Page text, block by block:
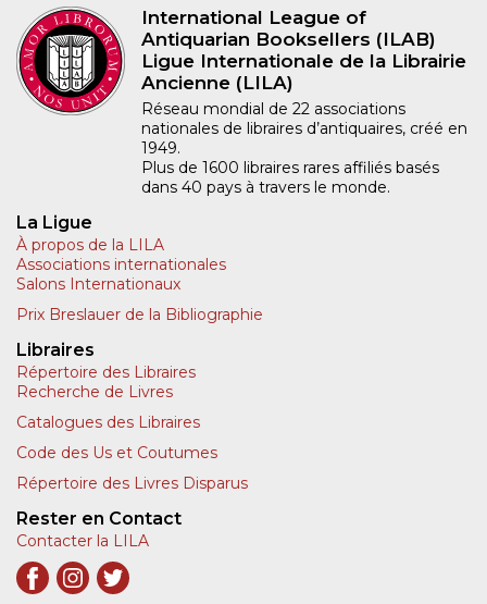
International League of
Antiquarian Booksellers (ILAB)
Ligue Internationale de la Librairie
Ancienne (LILA)
Réseau mondial de 22 associations
nationales de libraires d’antiquaires, créé en
1949.
Plus de 1600 libraires rares affiliés basés
dans 40 pays à travers le monde.
La Ligue
À propos de la LILA
Associations internationales
Salons Internationaux
Prix Breslauer de la Bibliographie
Libraires
Répertoire des Libraires
Recherche de Livres
Catalogues des Libraires
Code des Us et Coutumes
Répertoire des Livres Disparus
Rester en Contact
Contacter la LILA